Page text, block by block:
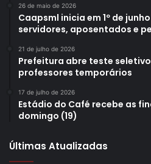
26 de maio de 2026
Caapsml inicia em 1º de
servidores, aposentados e
21 de julho de 2026
Prefeitura abre teste
professores temporários
17 de julho de 2026
Estádio do Café recebe as
domingo (19)
Últimas Atualizadas